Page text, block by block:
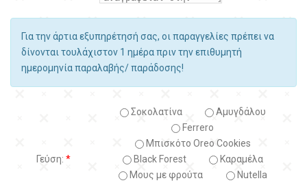
Για την άρτια εξυπηρέτησή σας, οι παραγγελίες πρέπει να
δίνονται τουλάχιστον 1 ημέρα πριν την επιθυμητή
ημερομηνία παραλαβής/ παράδοσης!
Γεύση: *
Σοκολατίνα
Αμυγδάλου
Ferrero
Μπισκότο Oreo Cookies
Black Forest
Kαραμέλα
Μους με φρούτα
Nutella